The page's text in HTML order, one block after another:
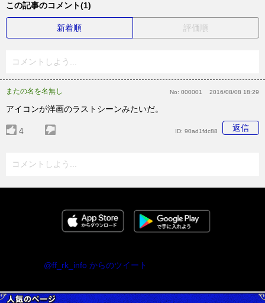
この記事のコメント(1)
新着順 評価順
コメントしよう...
またの名を名無し No: 000001 2016/08/08 18:29
アイコンが洋画のラストシーンみたいだ。
4 返信
ID: 90ad1fdc88
コメントしよう...
@ff_rk_info からのツイート